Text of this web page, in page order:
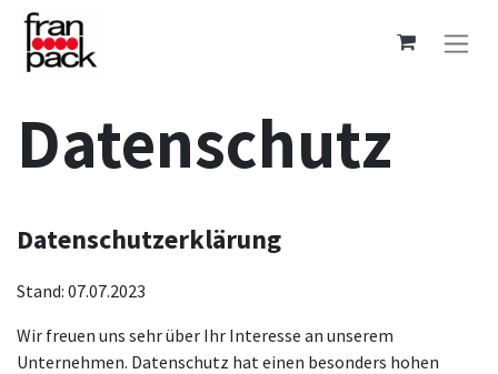
Datenschutz
Datenschutzerklärung
Stand: 07.07.2023
Wir freuen uns sehr über Ihr Interesse an unserem
Unternehmen. Datenschutz hat einen besonders hohen